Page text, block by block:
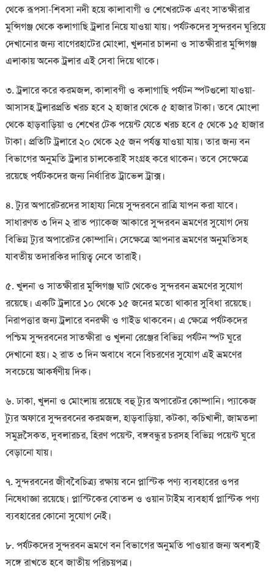
থেকে রূপসা-শিবসা নদী হয়ে কালাবাগী ও শেখেরটেক এবং সাতক্ষীরার
মুন্সিগঞ্জ থেকে কলাগাছি ট্রলার নিয়ে যাওয়া যায়। পর্যটকদের সুন্দরবন ঘুরিয়ে
দেখানোর জন্য বাগেরহাটের মোংলা, খুলনার চালনা ও সাতক্ষীরার মুন্সিগঞ্জ
এলাকায় অনেক ট্রলার এই সেবা দিয়ে থাকে।
৩. ট্রলারে করে করমজল, কালাবগী ও কলাগাছি পর্যটন স্পটগুলো যাওয়া-
আসাসহ ট্রলারপ্রতি খরচ হবে ২ হাজার থেকে ৫ হাজার টাকা। তবে মোংলা
থেকে হাড়বাড়িয়া ও শেখের টেক পয়েন্ট যেতে খরচ হবে ৫ থেকে ১৫ হাজার
টাকা। প্রতিটি ট্রলারে ২০ থেকে ২৫ জন পর্যন্ত যাওয়া যায়। তার জন্য বন
বিভাগের অনুমতি ট্রলার চালকেরাই সংগ্রহ করে থাকেন। তবে সেক্ষেত্রে
রয়েছে পর্যটকদের জন্য নির্ধারিত ট্রাভেল ট্রাক্স।
৪. ট্যুর অপারেটরদের সাহায্য নিয়ে সুন্দরবনে রাত্রি যাপন করা যাবে।
সাধারণত ৩ দিন ২ রাত প্যাকেজ আকারে সুন্দরবন ভ্রমণের সুযোগ দেয়
বিভিন্ন ট্যুর অপারেটর কোম্পানি। সেক্ষেত্রে আপনার ভ্রমণের অনুমতিসহ
যাবতীয় তদারকির দায়িত্ব নেবে তারাই।
৫. খুলনা ও সাতক্ষীরার মুন্সিগঞ্জ ঘাট থেকেও সুন্দরবন ভ্রমণের সুযোগ
রয়েছে। একটি ট্রলারে ১০ থেকে ১৫ জনের মতো থাকার সুবিধা রয়েছে।
নিরাপত্তার জন্য ট্রলারে বনরক্ষী ও গাইড থাকবেন। এ ক্ষেত্রে পর্যটকদের
পশ্চিম সুন্দরবনের সাতক্ষীরা ও খুলনা রেঞ্জের বিভিন্ন পর্যটন স্পট ঘুরে
দেখানো হয়। ২ রাত ৩ দিন অবাধে বনে বিচরণের সুযোগ এই ভ্রমণের
সবচেয়ে আকর্ষণীয় দিক।
৬. ঢাকা, খুলনা ও মোংলায় রয়েছে বহু ট্যুর অপারেটর কোম্পানি। প্যাকেজ
ট্যুর অফারে সুন্দরবনের করমজল, হাড়বাড়িয়া, কটকা, কচিখালী, জামতলা
সমুদ্রসৈকত, দুবলারচর, হিরণ পয়েন্ট, বঙ্গবন্ধুর চরসহ বিভিন্ন পয়েন্ট ঘুরে
বেড়ানো যায়।
৭. সুন্দরবনের জীববৈচিত্র্য রক্ষায় বনে প্লাস্টিক পণ্য ব্যবহারের ওপর
নিষেধাজ্ঞা রয়েছে। প্লাস্টিকের বোতল ও ওয়ান টাইম ব্যবহার্য প্লাস্টিক পণ্য
ব্যবহারের কোনো সুযোগ নেই।
৮. পর্যটকদের সুন্দরবন ভ্রমণে বন বিভাগের অনুমতি পাওয়ার জন্য অবশ্যই
সঙ্গে রাখতে হবে জাতীয় পরিচয়পত্র।